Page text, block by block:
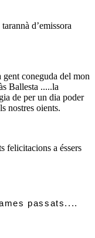
tarannà d’emissora
gent coneguda del mon
Ballesta .....la
de per un dia poder
nostres oients.
felicitacions a éssers
passats....